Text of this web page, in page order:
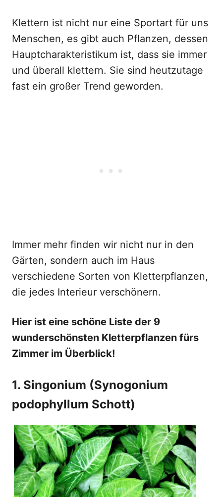
Klettern ist nicht nur eine Sportart für uns
Menschen, es gibt auch Pflanzen, dessen
Hauptcharakteristikum ist, dass sie immer
und überall klettern. Sie sind heutzutage
fast ein großer Trend geworden.
Immer mehr finden wir nicht nur in den
Gärten, sondern auch im Haus
verschiedene Sorten von Kletterpflanzen,
die jedes Interieur verschönern.
Hier ist eine schöne Liste der 9
wunderschönsten Kletterpflanzen fürs
Zimmer im Überblick!
1. Singonium (Synogonium
podophyllum Schott)